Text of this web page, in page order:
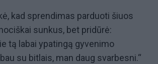
kad sprendimas parduoti šiuos
sunkus, bet pridūrė:
tą labai ypatingą gyvenimo
su bitlais, man daug svarbesni.“